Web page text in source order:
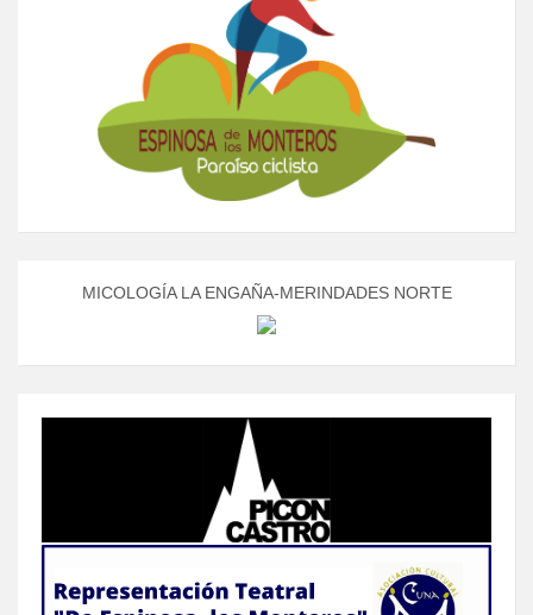
MICOLOGÍA LA ENGAÑA-MERINDADES NORTE